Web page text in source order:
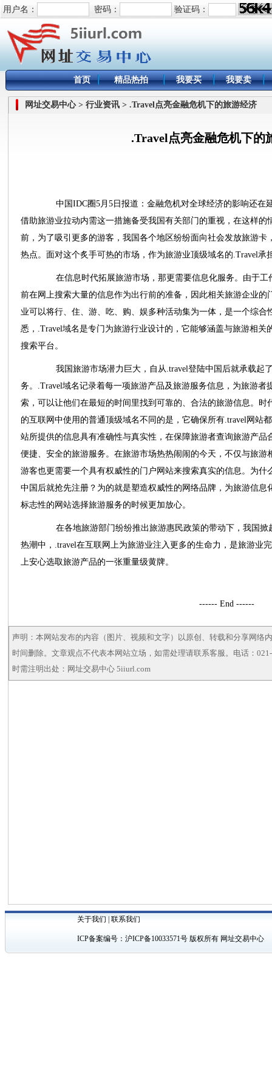
用户名： 密码： 验证码：
首页 精品热拍 我要买 我要卖
网址交易中心 > 行业资讯 > .Travel点亮金融危机下的旅游经济
.Travel点亮金融危机下的
中国 IDC圈5月5日报道：金融危机对全球经济的影响还在
借助旅游业拉动内需这一措施备受我国有关部门的重视，在这样
前，为了吸引更多的游客，我国各个地区纷纷面向社会发放旅游
热点。面对这个炙手可热的市场，作为旅游业顶级域名 的.Travel承
在信息时代拓展旅游市场，那更需要信息化服务。由于工
前在网上搜索大量的信息作为出行前的准备，因此相关旅游企业
业可以将行、住、游、吃、购、娱多种活动集为一体，是一个综
悉，.Travel域名是专门为旅游行业设计的，它能够涵盖与旅游相关
搜索平台。
我国旅游市场潜力巨大，自从.travel登陆中国后就承载起
务。.Travel域名记录着每一项旅游产品及旅游服务信息，为旅游
索，可以让他们在最短的时间里找到可靠的、合法的旅游信息。时
的互联网中使用的普通顶级域名不同的是，它确保所有.travel网站
站所提供的信息具有准确性与真实性，在保障旅游者查询旅游产
便捷、安全的旅游服务。在旅游市场热热闹闹的今天，不仅与旅
游客也更需要一个具有权威性的门户网站来搜索真实的信息。为什
中国后就抢先注册？为的就是塑造权威性的网络品牌，为旅游信
标志性的网站选择旅游服务的时候更加放心。
在各地旅游部门纷纷推出旅游惠民政策的带动下，我国掀
热潮中，.travel在互联网上为旅游业注入更多的生命力，是旅游业
上安心选取旅游产品的一张重量级黄牌。
------ End ------
声明：本网站发布的内容（图片、视频和文字）以原创、转载和分享网络
时间删除。文章观点不代表本网站立场，如需处理请联系客服。电话：
时需注明出处：网址交易中心 5iiurl.com
关于我们 |联系我们
ICP备案编号：沪ICP备10033571号 版权所有 网址交易中心